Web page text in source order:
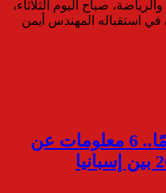
صباح اليوم الثلاثاء،
في استقباله المهندس أيمن
قمة مرتقبة بعد 60 عامًا.. 6 معلومات عن
نهائي كأس العالم 2026 بين إسبانيا